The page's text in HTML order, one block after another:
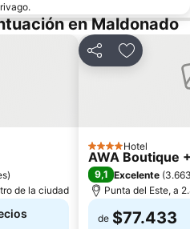
en Maldonado
)
de la ciudad
CompartirAgregar
4 Estrellas
Hotel
AWA Boutique
9,1 Excelente (
Punta del Este, a
de $77.433